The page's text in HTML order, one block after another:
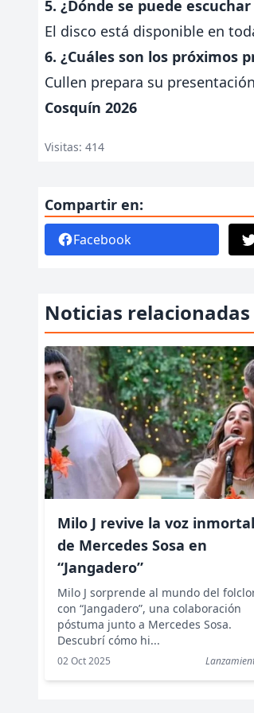
5. ¿Dónde se puede escuchar
El disco está disponible en
6. ¿Cuáles son los próximos
Cullen prepara su
Cosquín 2026
Visitas: 414
Compartir en:
Facebook
Noticias relacionadas
Milo J revive la voz inmortal
de Mercedes Sosa en
“Jangadero”
Milo J sorprende al mundo del
con “Jangadero”, una colaboración
póstuma junto a Mercedes Sosa.
Descubrí cómo hi...
02 Oct 2025